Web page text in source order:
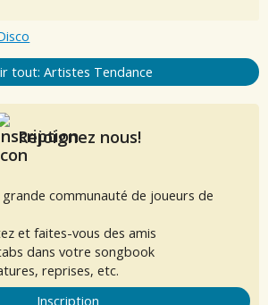
tout: Artistes Tendance
Rejoignez nous!
communauté de joueurs de
et faites-vous des amis
dans votre songbook
reprises, etc.
Inscription